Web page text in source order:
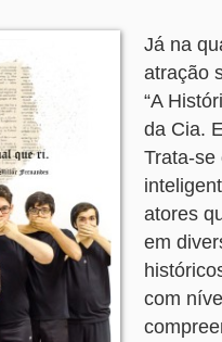
Já na
atração
“A
da Cia.
Trata-se
atores
em
com